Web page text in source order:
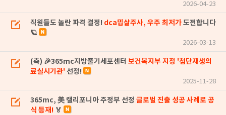
2026-04-23
직원들도 놀란 파격 결정! dca밉살주사, 우주 최저가도전합니다
🪐
2026-03-13
(축) 🎉365mc지방줄기세포센터 보건복지부 지정 '첨단재생의
료실시기관' 선정!
2025-11-28
365mc, 美 캘리포니아 주정부 선정 글로벌 진출 성공 사례로 공
식 등재! 🏅